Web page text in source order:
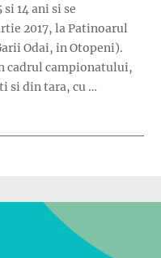
14 ani si se
2017, la Patinoarul
Odai, in Otopeni).
cadrul campionatului,
si din tara, cu …